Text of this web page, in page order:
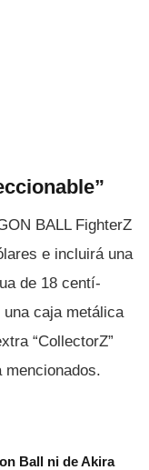
BALL FighterZ
e incluirá una
de 18 centí­
caja metálica
“CollectorZ”
mencionados.
Ball ni de Akira